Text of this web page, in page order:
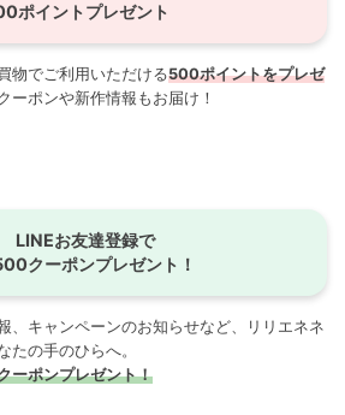
ポイントプレゼント
物でご利用いただける500ポイントをプレゼ
ーポンや新作情報もお届け！
LINEお友達登録で
クーポンプレゼント！
、キャンペーンのお知らせなど、リリエネネ
たの手のひらへ。
ーポンプレゼント！